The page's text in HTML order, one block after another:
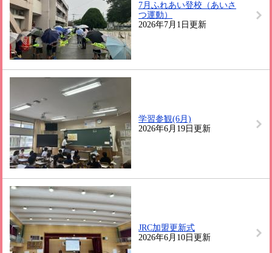
7月ふれあい登校（あいさ
つ運動）
2026年7月1日更新
学習参観(6月)
2026年6月19日更新
JRC加盟更新式
2026年6月10日更新